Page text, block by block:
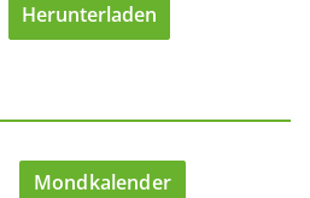
Herunterladen
Mondkalender